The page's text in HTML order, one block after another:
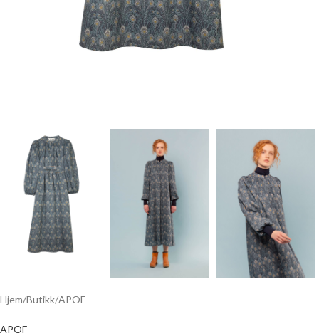
Hjem/Butikk/APOF
APOF